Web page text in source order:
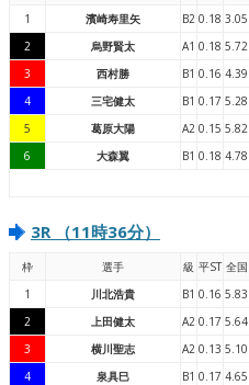
1
濱崎寿里矢 B2 0.18 3.05
2
烏野賢太 A1 0.18 5.72
3
西村勝 B1 0.16 4.39
4
三宅健太 B1 0.17 5.28
5
葛原大陽 A2 0.15 5.82
6
大森翼 B1 0.18 4.78
3R （11時36分）
枠 選手 級 平ST 全国
1
川北浩貴 B1 0.16 5.83
2
上田健太 A2 0.17 5.64
3
横川聖志 A2 0.13 5.10
4
泉具巳 B1 0.17 4.65